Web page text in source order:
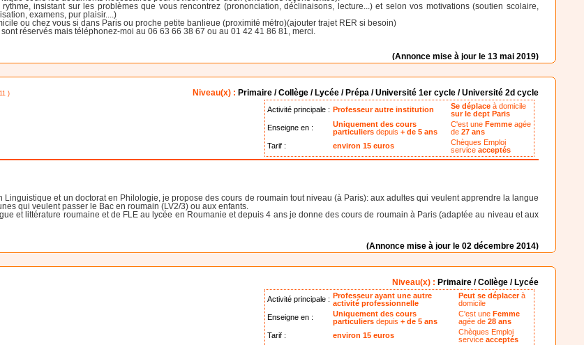
insistant sur les problèmes que vous rencontrez (prononciation, déclinaisons, lecture...) et selon vos motivations (soutien scolaire,
examens, pur plaisir....)
ou chez vous si dans Paris ou proche petite banlieue (proximité métro)(ajouter trajet RER si besoin)
réservés mais téléphonez-moi au 06 63 66 38 67 ou au 01 42 41 86 81, merci.
(Annonce mise à jour le 13 mai 2019)
) Niveau(x) : Primaire / Collège / Lycée / Prépa / Université 1er cycle / Université 2d cycle
Activité principale : Professeur autre institution Se déplaceà domicile
sur le dept Paris
Enseigne en :
Uniquement des cours
particuliers depuis+ de 5 ans
C'est une Femme agée
de27 ans
Tarif :
environ 15 euros
Chèques Emploi
serviceacceptés
et un doctorat en Philologie, je propose des cours de roumain tout niveau (à Paris): aux adultes qui veulent apprendre la langue
qui veulent passer le Bac en roumain (LV2/3) ou aux enfants.
et littérature roumaine et de FLE au lycée en Roumanie et depuis 4 ans je donne des cours de roumain à Paris (adaptée au niveau et aux
(Annonce mise à jour le 02 décembre 2014)
Niveau(x) : Primaire / Collège / Lycée
Activité principale : Professeur ayant une autre
activité professionnelle
Peut se déplacerà
domicile
Enseigne en :
Uniquement des cours
particuliers depuis+ de 5 ans
C'est uneFemme
agée de28 ans
Tarif :
environ 15 euros
Chèques Emploi
serviceacceptés